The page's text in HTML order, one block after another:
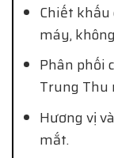
Chiết khấu
máy,
Phân phối
Trung Thu
Hương vị
mắt.